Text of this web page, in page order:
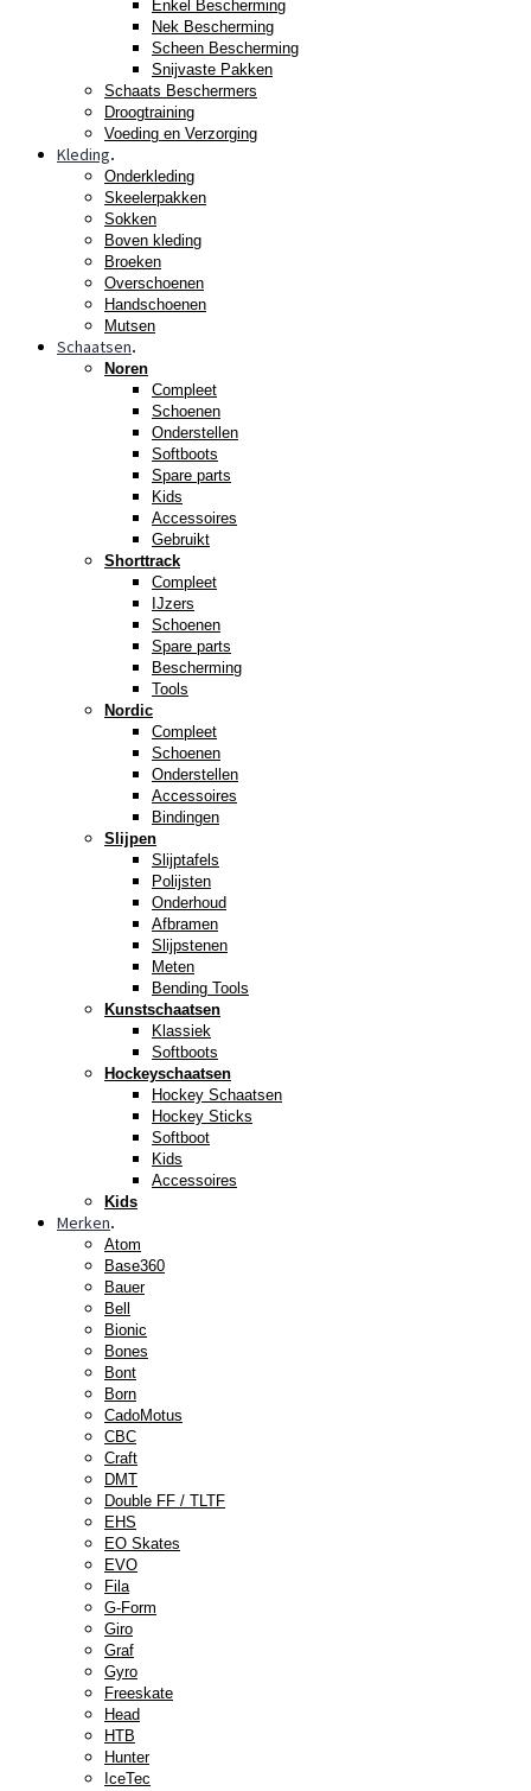
Enkel Bescherming
Nek Bescherming
Scheen Bescherming
Snijvaste Pakken
Schaats Beschermers
Droogtraining
Voeding en Verzorging
Kleding.
Onderkleding
Skeelerpakken
Sokken
Boven kleding
Broeken
Overschoenen
Handschoenen
Mutsen
Schaatsen.
Noren
Compleet
Schoenen
Onderstellen
Softboots
Spare parts
Kids
Accessoires
Gebruikt
Shorttrack
Compleet
IJzers
Schoenen
Spare parts
Bescherming
Tools
Nordic
Compleet
Schoenen
Onderstellen
Accessoires
Bindingen
Slijpen
Slijptafels
Polijsten
Onderhoud
Afbramen
Slijpstenen
Meten
Bending Tools
Kunstschaatsen
Klassiek
Softboots
Hockeyschaatsen
Hockey Schaatsen
Hockey Sticks
Softboot
Kids
Accessoires
Kids
Merken.
Atom
Base360
Bauer
Bell
Bionic
Bones
Bont
Born
CadoMotus
CBC
Craft
DMT
Double FF / TLTF
EHS
EO Skates
EVO
Fila
G-Form
Giro
Graf
Gyro
Freeskate
Head
HTB
Hunter
IceTec